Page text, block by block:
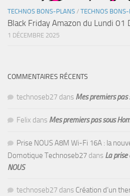
TECHNOS BONS-PLANS / TECHNOS
Black Friday Amazon du Lundi 01
1 DÉCEMBRE 2025
COMMENTAIRES RÉCENTS
technoseb27 dans Mes premiers pas
Felix dans Mes premiers pas sous
Prise NOUS A8M Wi-Fi 16A : la
Domotique Technoseb27 dans La prise
NOUS
technoseb27 dans Création d’un